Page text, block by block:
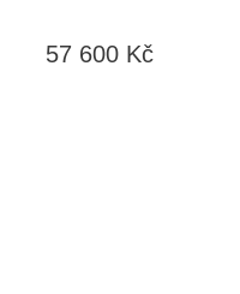
57 600 Kč